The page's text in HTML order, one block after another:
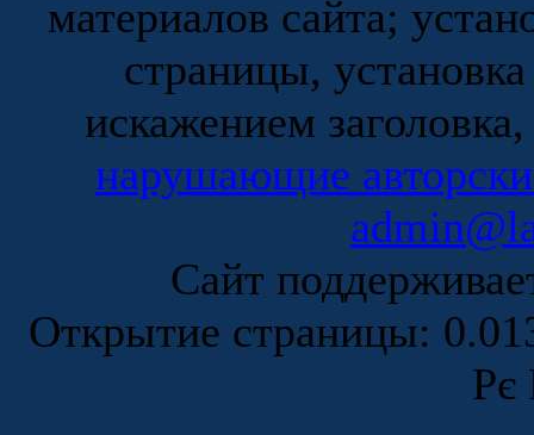
материалов сайта;
страницы,
искажением
нарушающие
Сайт
Открытие страницы:
Рє